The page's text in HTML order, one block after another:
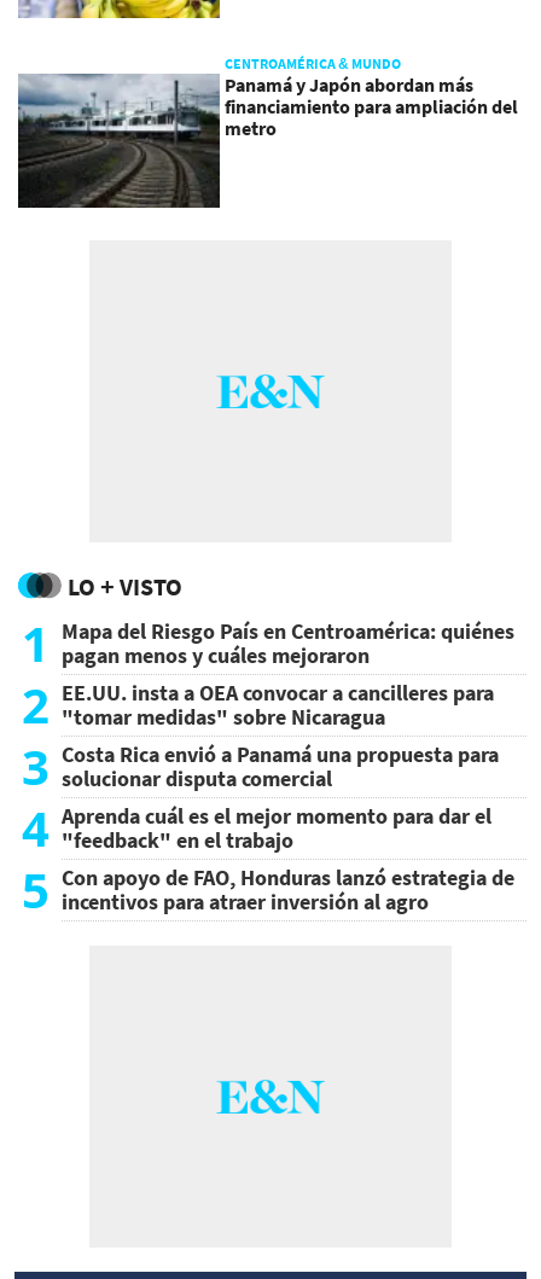
CENTROAMÉRICA & MUNDO
Panamá y Japón abordan más
financiamiento para ampliación del
metro
LO + VISTO
1
Mapa del Riesgo País en Centroamérica: quiénes
pagan menos y cuáles mejoraron
2 EE.UU. insta a OEA convocar a cancilleres para
"tomar medidas" sobre Nicaragua
3 Costa Rica envió a Panamá una propuesta para
solucionar disputa comercial
4 Aprenda cuál es el mejor momento para dar el
"feedback" en el trabajo
5 Con apoyo de FAO, Honduras lanzó estrategia de
incentivos para atraer inversión al agro